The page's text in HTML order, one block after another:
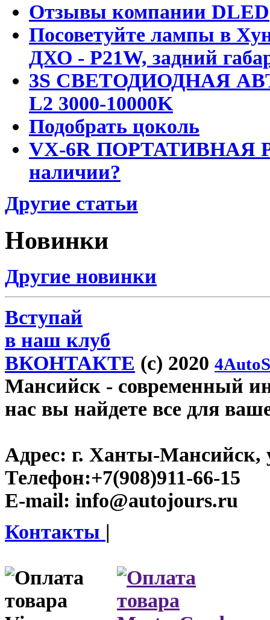
Отзывы компании DLED
Посоветуйте лампы в
ДХО - P21W, задний
3S СВЕТОДИОДНАЯ
L2 3000-10000K
Подобрать цоколь
VX-6R ПОРТАТИВНАЯ
наличии?
Другие статьи
Новинки
Другие новинки
Вступай
в наш клуб
ВКОНТАКТЕ (c) 2020
Мансийск - современный
нас вы найдете все для
Адрес: г. Ханты-Мансийск,
Телефон:+7(908)911-66-15
E-mail: info@autojours.ru
Контакты |